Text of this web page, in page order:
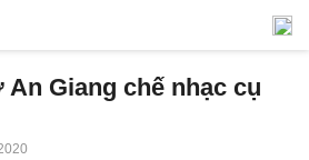
Giang chế nhạc cụ